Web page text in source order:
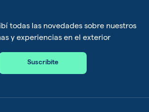
todas las novedades sobre nuestros
y experiencias en el exterior
Suscríbite